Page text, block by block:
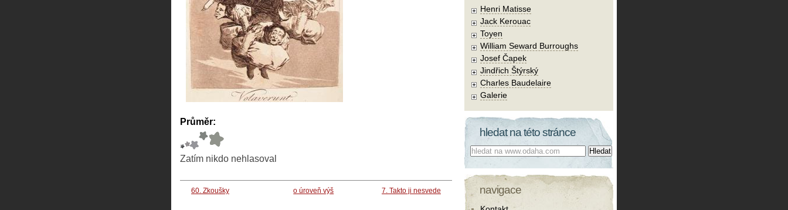
Průměr:
Zatím nikdo nehlasoval
60. Zkoušky o úroveň výš 7. Takto ji nesvede
Henri Matisse
Jack Kerouac
Toyen
William Seward Burroughs
Josef Čapek
Jindřich Štýrský
Charles Baudelaire
Galerie
hledat na této stránce
Co hledat:
navigace